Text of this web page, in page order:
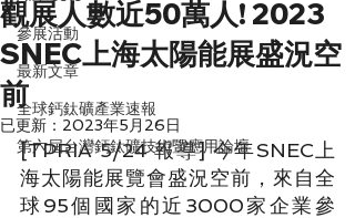
參展活動
最新文章
全球鈣鈦礦產業速報
第六屆台灣鈣鈦礦技術暨應用論壇
觀展人數近50萬人! 2023
SNEC上海太陽能展盛況空
前
已更新： 2023年5月26日
[TPRIA 5/24 報導] 今年SNEC上
海太陽能展覽會盛況空前，來自全
球95個國家的近3000家企業參